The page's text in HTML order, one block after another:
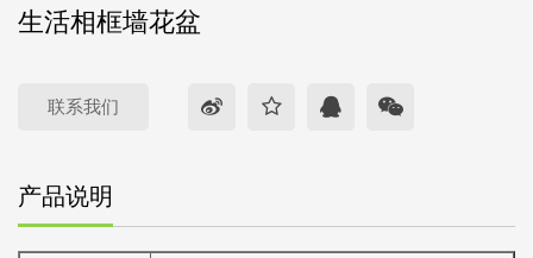
生活相框墙花盆
联系我们
产品说明